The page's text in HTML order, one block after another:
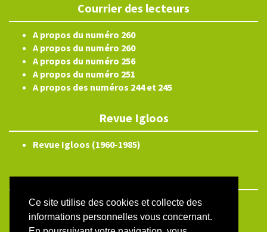
Ce site utilise des cookies et collecte des
informations personnelles vous concernant.
Courrier des lecteurs
A propos du numéro 260
A propos du numéro 260
A propos du numéro 256
A propos du numéro 251
A propos des numéros 244 et 245
Revue Igloos
Revue Igloos (1960-1985)
ISSN électronique 2804-3359
Plan du site